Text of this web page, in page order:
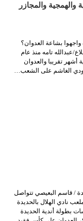
والهمجية والمجازر
بشاعة العدوان؟
عبدالله تامه منذ عام
أشهر تقريبا والعدوان
الغاشم على الشعب…
/ قاسم البعيصي تتواصل
نادي الهلال بالحديدة
بطولة أندية الحديدة